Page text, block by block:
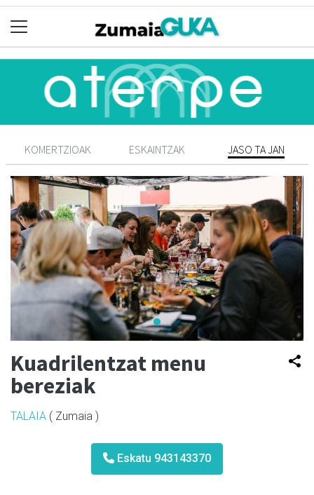
KOMERTZIOAK ESKAINTZAK JASO TA JAN
Kuadrilentzat menu
bereziak
TALAIA ( Zumaia )
Eskatu 943143370